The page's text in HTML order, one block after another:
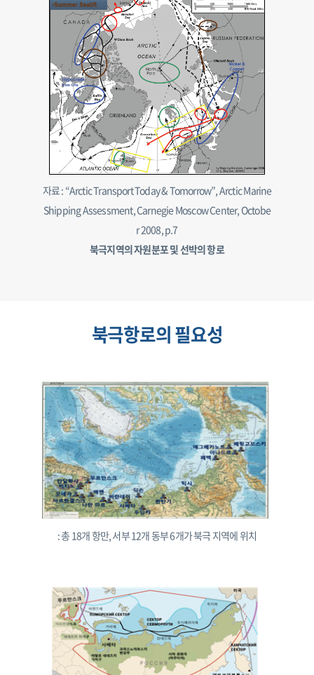
자료 : “Arctic Transport Today & Tomorrow”, Arctic Marine
Shipping Assessment, Carnegie Moscow Center, Octobe
r 2008, p.7
북극지역의 자원분포 및 선박의 항로
북극항로의 필요성
: 총 18개 항만, 서부 12개 동부 6개가 북극 지역에 위치